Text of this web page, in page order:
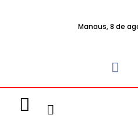
Manaus, 8 de